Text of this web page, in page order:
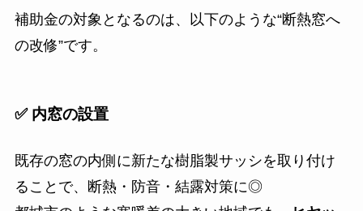
補助金の対象となるのは、以下のような“断熱窓へ
の改修”です。
✅ 内窓の設置
既存の窓の内側に新たな樹脂製サッシを取り付け
ることで、断熱・防音・結露対策に◎